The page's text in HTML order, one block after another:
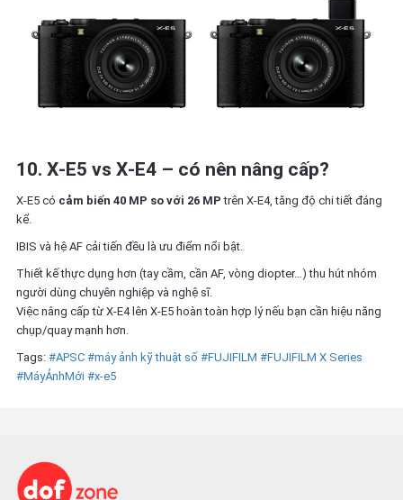
10. X‑E5 vs X‑E4 – có nên nâng cấp?
X‑E5 có cảm biến 40 MP so với 26 MP trên X‑E4, tăng độ chi tiết đáng
kể.
IBIS và hệ AF cải tiến đều là ưu điểm nổi bật.
Thiết kế thực dụng hơn (tay cầm, cần AF, vòng diopter…) thu hút nhóm
người dùng chuyên nghiệp và nghệ sĩ.
Việc nâng cấp từ X‑E4 lên X‑E5 hoàn toàn hợp lý nếu bạn cần hiệu năng
chụp/quay mạnh hơn.
Tags: #APSC #máy ảnh kỹ thuật số #FUJIFILM #FUJIFILM X Series
#MáyẢnhMới #x-e5